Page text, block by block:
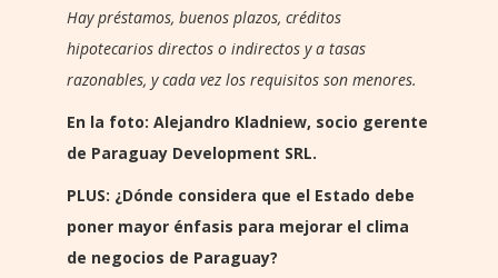
Hay préstamos, buenos plazos, créditos
hipotecarios directos o indirectos y a tasas
razonables, y cada vez los requisitos son menores.
En la foto: Alejandro Kladniew, socio gerente
de Paraguay Development SRL.
PLUS: ¿Dónde considera que el Estado debe
poner mayor énfasis para mejorar el clima
de negocios de Paraguay?